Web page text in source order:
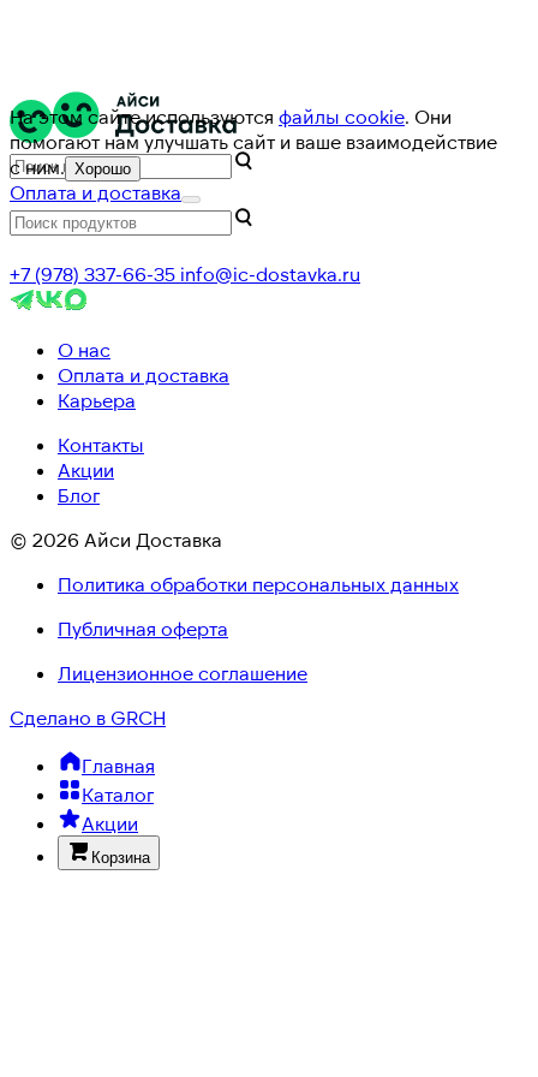
На этом сайте используются файлы cookie. Они
помогают нам улучшать сайт и ваше взаимодействие
с ним. Хорошо
Оплата и доставка
+7 (978) 337-66-35 info@ic-dostavka.ru
О нас
Оплата и доставка
Карьера
Контакты
Акции
Блог
© 2026 Айси Доставка
Политика обработки персональных данных
Публичная оферта
Лицензионное соглашение
Сделано в GRCH
Главная
Каталог
Акции
Корзина